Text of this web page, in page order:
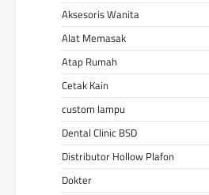
Aksesoris Wanita
Alat Memasak
Atap Rumah
Cetak Kain
custom lampu
Dental Clinic BSD
Distributor Hollow Plafon
Dokter